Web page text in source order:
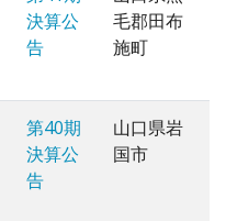
決算公
告
毛郡田布
施町
第40期
決算公
告
山口県岩
国市